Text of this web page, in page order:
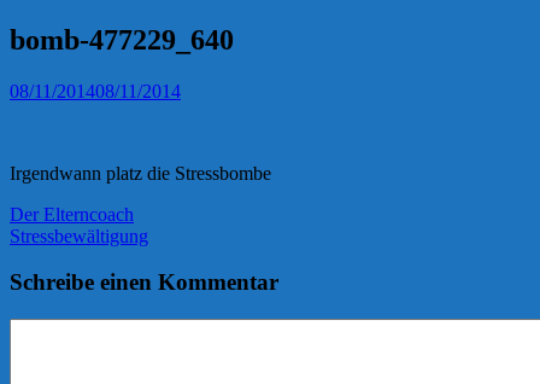
bomb-477229_640
08/11/201408/11/2014
Irgendwann platz die Stressbombe
Der Elterncoach
Stressbewältigung
Schreibe einen Kommentar